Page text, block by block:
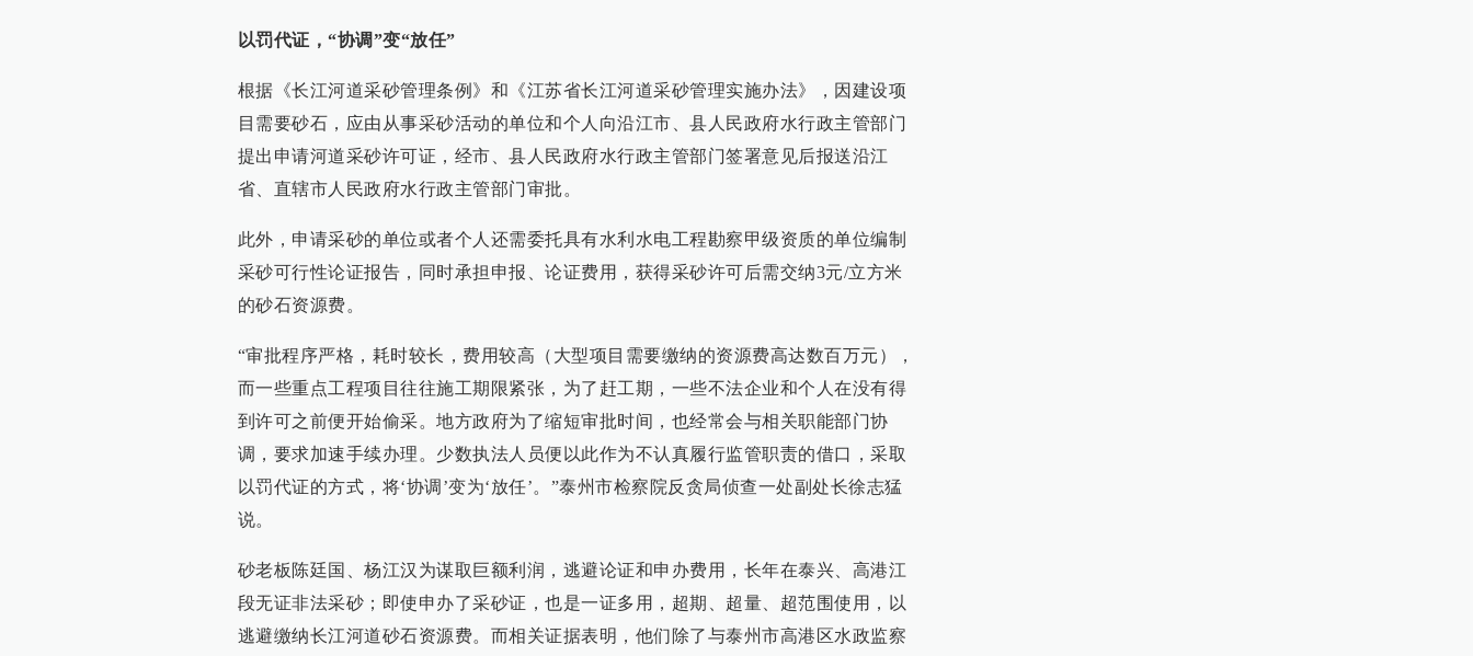
以罚代证，“协调”变“放任”
根据《长江河道采砂管理条例》和《江苏省长江河道采砂管理实施办法》，因建设项
目需要砂石，应由从事采砂活动的单位和个人向沿江市、县人民政府水行政主管部门
提出申请河道采砂许可证，经市、县人民政府水行政主管部门签署意见后报送沿江
省、直辖市人民政府水行政主管部门审批。
此外，申请采砂的单位或者个人还需委托具有水利水电工程勘察甲级资质的单位编制
采砂可行性论证报告，同时承担申报、论证费用，获得采砂许可后需交纳3元/立方米
的砂石资源费。
“审批程序严格，耗时较长，费用较高（大型项目需要缴纳的资源费高达数百万元），
而一些重点工程项目往往施工期限紧张，为了赶工期，一些不法企业和个人在没有得
到许可之前便开始偷采。地方政府为了缩短审批时间，也经常会与相关职能部门协
调，要求加速手续办理。少数执法人员便以此作为不认真履行监管职责的借口，采取
以罚代证的方式，将‘协调’变为‘放任’。”泰州市检察院反贪局侦查一处副处长徐志猛
说。
砂老板陈廷国、杨江汉为谋取巨额利润，逃避论证和申办费用，长年在泰兴、高港江
段无证非法采砂；即使申办了采砂证，也是一证多用，超期、超量、超范围使用，以
逃避缴纳长江河道砂石资源费。而相关证据表明，他们除了与泰州市高港区水政监察